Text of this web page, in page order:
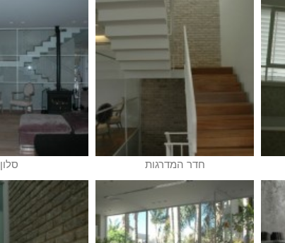
חדר המדרגות סלון